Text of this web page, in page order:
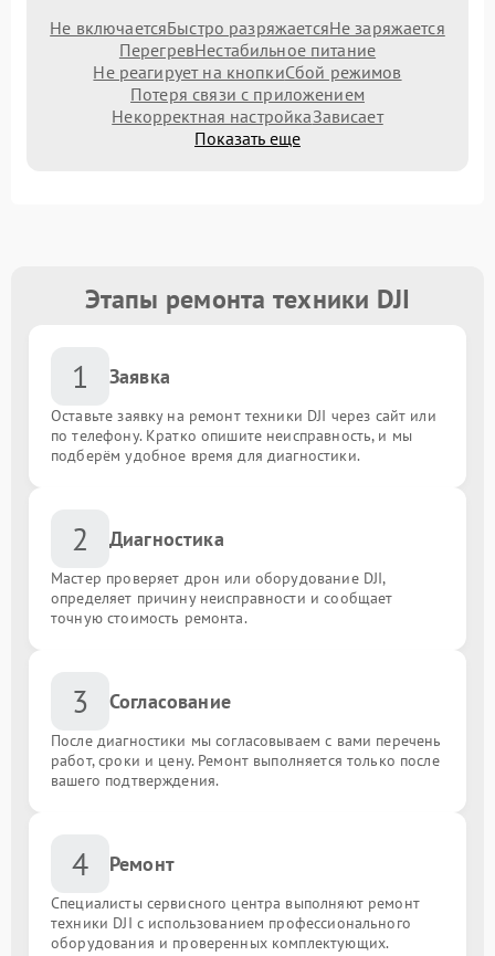
Не включаетсяБыстро разряжаетсяНе заряжается
ПерегревНестабильное питание
Не реагирует на кнопкиСбой режимов
Потеря связи с приложением
Некорректная настройкаЗависает
Показать еще
Этапы ремонта техники DJI
1 Заявка
Оставьте заявку на ремонт техники DJI через сайт или
по телефону. Кратко опишите неисправность, и мы
подберём удобное время для диагностики.
2 Диагностика
Мастер проверяет дрон или оборудование DJI,
определяет причину неисправности и сообщает
точную стоимость ремонта.
3 Согласование
После диагностики мы согласовываем с вами перечень
работ, сроки и цену. Ремонт выполняется только после
вашего подтверждения.
4 Ремонт
Специалисты сервисного центра выполняют ремонт
техники DJI с использованием профессионального
оборудования и проверенных комплектующих.